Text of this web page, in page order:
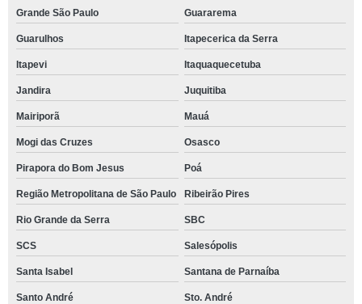
Grande São Paulo Guararema
Guarulhos Itapecerica da Serra
Itapevi Itaquaquecetuba
Jandira Juquitiba
Mairiporã Mauá
Mogi das Cruzes Osasco
Pirapora do Bom Jesus Poá
Região Metropolitana de São Paulo Ribeirão Pires
Rio Grande da Serra SBC
SCS Salesópolis
Santa Isabel Santana de Parnaíba
Santo André Sto. André